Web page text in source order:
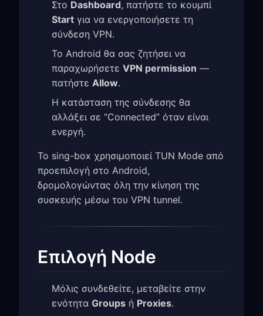
Στο Dashboard, πατήστε το κουμπί
Start για να ενεργοποιήσετε τη
σύνδεση VPN.
Το Android θα σας ζητήσει να
παραχωρήσετε VPN permission —
πατήστε Allow.
Η κατάσταση της σύνδεσης θα
αλλάξει σε “Connected” όταν είναι
ενεργή.
Το sing-box χρησιμοποιεί TUN Mode από
προεπιλογή στο Android,
δρομολογώντας όλη την κίνηση της
συσκευής μέσω του VPN tunnel.
Επιλογή Node
Μόλις συνδεθείτε, μεταβείτε στην
ενότητα Groups ή Proxies.